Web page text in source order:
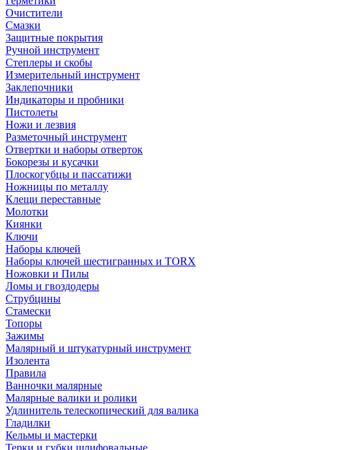
Очистители
Смазки
Защитные покрытия
Ручной инструмент
Степлеры и скобы
Измерительный инструмент
Заклепочники
Индикаторы и пробники
Пистолеты
Ножи и лезвия
Разметочный инструмент
Отвертки и наборы отверток
Бокорезы и кусачки
Плоскогубцы и пассатижи
Ножницы по металлу
Клещи переставные
Молотки
Киянки
Ключи
Наборы ключей
Наборы ключей шестигранных и TORX
Ножовки и Пилы
Ломы и гвоздодеры
Струбцины
Стамески
Топоры
Зажимы
Малярный и штукатурный инструмент
Изолента
Правила
Ванночки малярные
Малярные валики и ролики
Удлинитель телескопический для валика
Гладилки
Кельмы и мастерки
Терки и губки шлифовальные